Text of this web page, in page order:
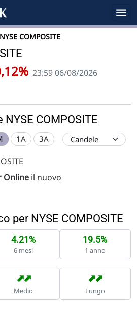
NYSE COMPOSITE
23:59 06/08/2026
COMPOSITE
1A 3A
Online il nuovo
per NYSE COMPOSITE
4.21%
6 mesi
19.5%
1 anno
➡
➡
Medio
➡
➡
Lungo